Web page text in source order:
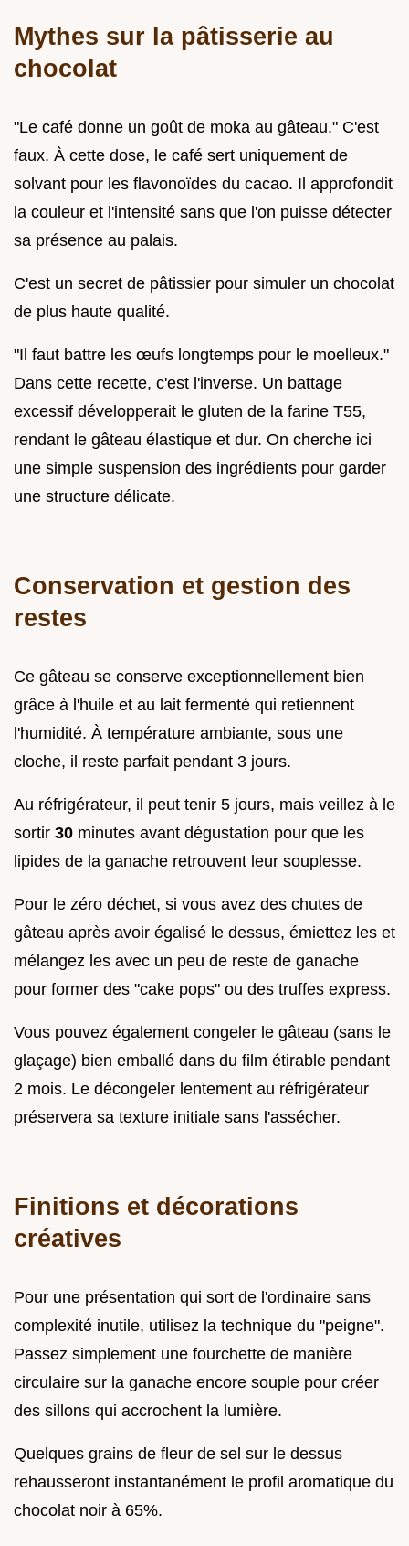
Mythes sur la pâtisserie au
chocolat
"Le café donne un goût de moka au gâteau." C'est
faux. À cette dose, le café sert uniquement de
solvant pour les flavonoïdes du cacao. Il approfondit
la couleur et l'intensité sans que l'on puisse détecter
sa présence au palais.
C'est un secret de pâtissier pour simuler un chocolat
de plus haute qualité.
"Il faut battre les œufs longtemps pour le moelleux."
Dans cette recette, c'est l'inverse. Un battage
excessif développerait le gluten de la farine T55,
rendant le gâteau élastique et dur. On cherche ici
une simple suspension des ingrédients pour garder
une structure délicate.
Conservation et gestion des
restes
Ce gâteau se conserve exceptionnellement bien
grâce à l'huile et au lait fermenté qui retiennent
l'humidité. À température ambiante, sous une
cloche, il reste parfait pendant 3 jours.
Au réfrigérateur, il peut tenir 5 jours, mais veillez à le
sortir 30 minutes avant dégustation pour que les
lipides de la ganache retrouvent leur souplesse.
Pour le zéro déchet, si vous avez des chutes de
gâteau après avoir égalisé le dessus, émiettez les et
mélangez les avec un peu de reste de ganache
pour former des "cake pops" ou des truffes express.
Vous pouvez également congeler le gâteau (sans le
glaçage) bien emballé dans du film étirable pendant
2 mois. Le décongeler lentement au réfrigérateur
préservera sa texture initiale sans l'assécher.
Finitions et décorations
créatives
Pour une présentation qui sort de l'ordinaire sans
complexité inutile, utilisez la technique du "peigne".
Passez simplement une fourchette de manière
circulaire sur la ganache encore souple pour créer
des sillons qui accrochent la lumière.
Quelques grains de fleur de sel sur le dessus
rehausseront instantanément le profil aromatique du
chocolat noir à 65%.